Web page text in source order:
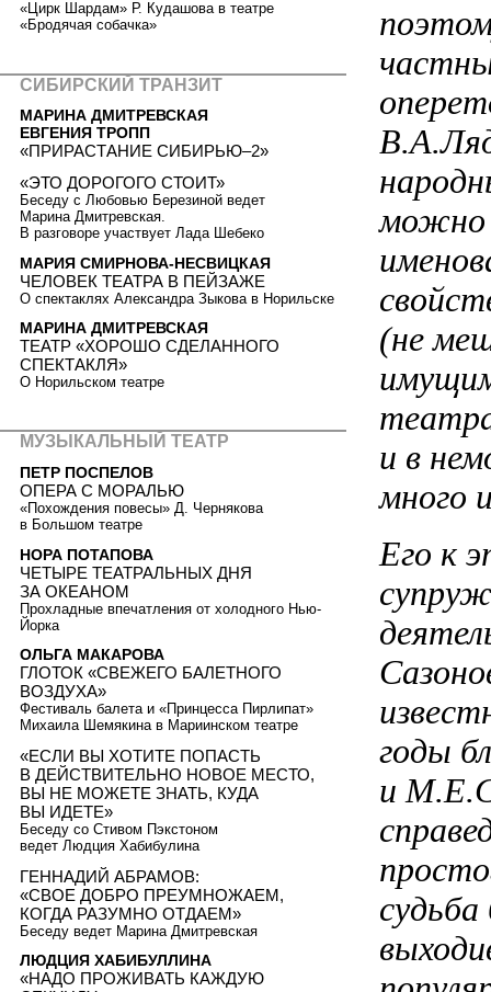
можно
(не
и в
много
Его к
годы
и
«Цирк Шардам» Р. Кудашова в театре
«Бродячая собачка»
СИБИРСКИЙ ТРАНЗИТ
МАРИНА ДМИТРЕВСКАЯ
ЕВГЕНИЯ ТРОПП
«ПРИРАСТАНИЕ СИБИРЬЮ–2»
«ЭТО ДОРОГОГО СТОИТ»
Беседу с Любовью Березиной ведет
Марина Дмитревская.
В разговоре участвует Лада Шебеко
МАРИЯ СМИРНОВА-НЕСВИЦКАЯ
ЧЕЛОВЕК ТЕАТРА В ПЕЙЗАЖЕ
О спектаклях Александра Зыкова в Норильске
МАРИНА ДМИТРЕВСКАЯ
ТЕАТР «ХОРОШО СДЕЛАННОГО
СПЕКТАКЛЯ»
О Норильском театре
МУЗЫКАЛЬНЫЙ ТЕАТР
ПЕТР ПОСПЕЛОВ
ОПЕРА С МОРАЛЬЮ
«Похождения повесы» Д. Чернякова
в Большом театре
НОРА ПОТАПОВА
ЧЕТЫРЕ ТЕАТРАЛЬНЫХ ДНЯ
ЗА ОКЕАНОМ
Прохладные впечатления от холодного Нью-
Йорка
ОЛЬГА МАКАРОВА
ГЛОТОК «СВЕЖЕГО БАЛЕТНОГО
ВОЗДУХА»
Фестиваль балета и «Принцесса Пирлипат»
Михаила Шемякина в Мариинском театре
«ЕСЛИ ВЫ ХОТИТЕ ПОПАСТЬ
В ДЕЙСТВИТЕЛЬНО НОВОЕ МЕСТО,
ВЫ НЕ МОЖЕТЕ ЗНАТЬ, КУДА
ВЫ ИДЕТЕ»
Беседу со Стивом Пэкстоном
ведет Людция Хабибулина
ГЕННАДИЙ АБРАМОВ:
«СВОЕ ДОБРО ПРЕУМНОЖАЕМ,
КОГДА РАЗУМНО ОТДАЕМ»
Беседу ведет Марина Дмитревская
ЛЮДЦИЯ ХАБИБУЛЛИНА
«НАДО ПРОЖИВАТЬ КАЖДУЮ